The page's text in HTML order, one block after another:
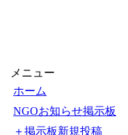
メニュー
ホーム
NGOお知らせ掲示板
＋掲示板新規投稿